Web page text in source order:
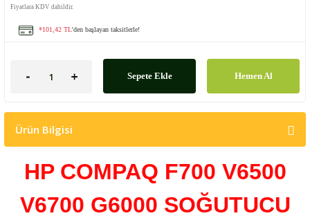
Fiyatlara KDV dahildir.
*101,42 TL'den başlayan taksitlerle!
Sepete Ekle Hemen Al
Ürün Bilgisi
HP COMPAQ F700 V6500
V6700 G6000 SOĞUTUCU